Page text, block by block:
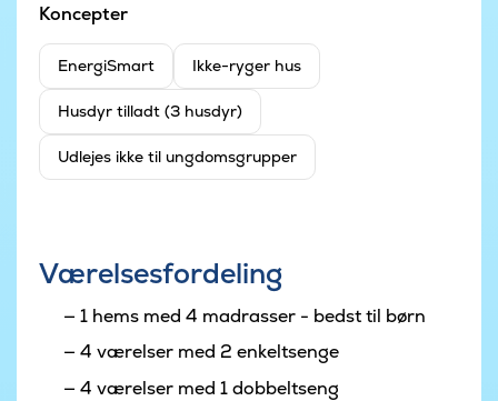
Koncepter
EnergiSmart Ikke-ryger hus
Husdyr tilladt (3 husdyr)
Udlejes ikke til ungdomsgrupper
Værelsesfordeling
1 hems med 4 madrasser - bedst til børn
4 værelser med 2 enkeltsenge
4 værelser med 1 dobbeltseng